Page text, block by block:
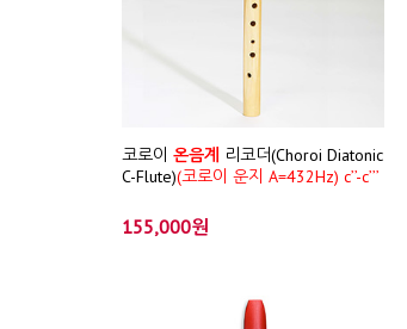
코로이 온음계 리코더(Choroi Diatonic
C-Flute)(코로이 운지 A=432Hz) c’’-c’’’
155,000원